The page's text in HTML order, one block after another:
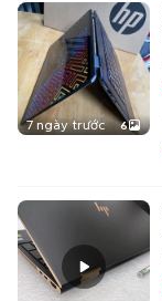
7 ngày trước 6